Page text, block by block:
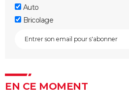
Auto
Bricolage
EN CE MOMENT